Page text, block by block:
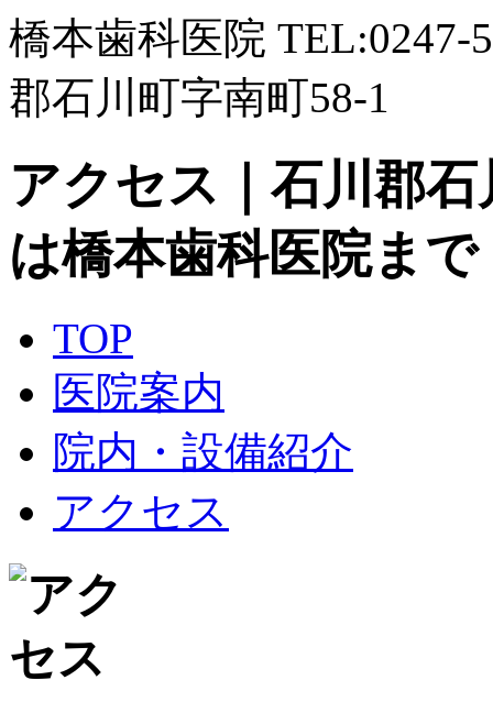
橋本歯科医院 TEL:0247-
郡石川町字南町58-1
アクセス｜石川郡
は橋本歯科医院まで
TOP
医院案内
院内・設備紹介
アクセス